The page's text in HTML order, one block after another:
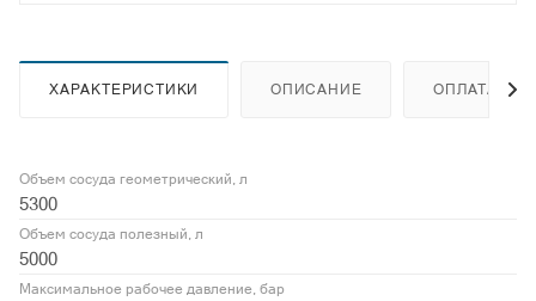
ХАРАКТЕРИСТИКИ ОПИСАНИЕ ОПЛАТА
Объем сосуда геометрический, л
5300
Объем сосуда полезный, л
5000
Максимальное рабочее давление, бар